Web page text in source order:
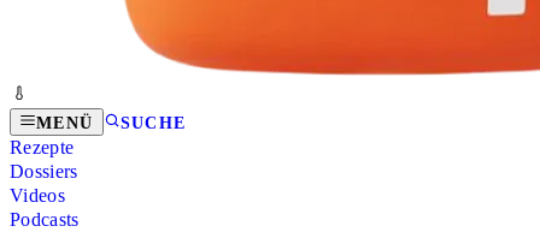
MENÜ SUCHE
Rezepte
Dossiers
Videos
Podcasts